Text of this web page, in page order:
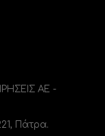
ΑΕ -
Πάτρα.